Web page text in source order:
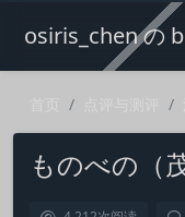
osiris_chen の
ものべの（